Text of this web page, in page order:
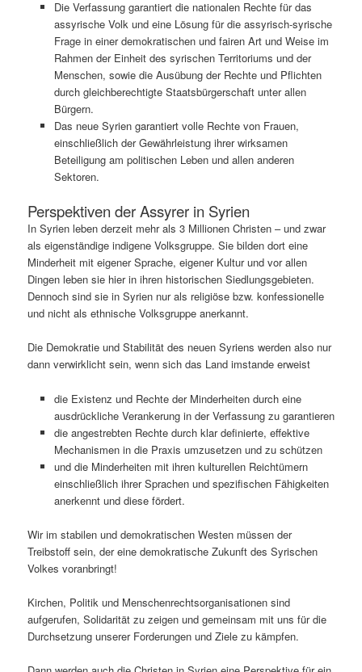
Die Verfassung garantiert die nationalen Rechte für das
assyrische Volk und eine Lösung für die assyrisch-syrische
Frage in einer demokratischen und fairen Art und Weise im
Rahmen der Einheit des syrischen Territoriums und der
Menschen, sowie die Ausübung der Rechte und Pflichten
durch gleichberechtigte Staatsbürgerschaft unter allen
Bürgern.
Das neue Syrien garantiert volle Rechte von Frauen,
einschließlich der Gewährleistung ihrer wirksamen
Beteiligung am politischen Leben und allen anderen
Sektoren.
Perspektiven der Assyrer in Syrien
In Syrien leben derzeit mehr als 3 Millionen Christen – und zwar
als eigenständige indigene Volksgruppe. Sie bilden dort eine
Minderheit mit eigener Sprache, eigener Kultur und vor allen
Dingen leben sie hier in ihren historischen Siedlungsgebieten.
Dennoch sind sie in Syrien nur als religiöse bzw. konfessionelle
und nicht als ethnische Volksgruppe anerkannt.
Die Demokratie und Stabilität des neuen Syriens werden also nur
dann verwirklicht sein, wenn sich das Land imstande erweist
die Existenz und Rechte der Minderheiten durch eine
ausdrückliche Verankerung in der Verfassung zu garantieren
die angestrebten Rechte durch klar definierte, effektive
Mechanismen in die Praxis umzusetzen und zu schützen
und die Minderheiten mit ihren kulturellen Reichtümern
einschließlich ihrer Sprachen und spezifischen Fähigkeiten
anerkennt und diese fördert.
Wir im stabilen und demokratischen Westen müssen der
Treibstoff sein, der eine demokratische Zukunft des Syrischen
Volkes voranbringt!
Kirchen, Politik und Menschenrechtsorganisationen sind
aufgerufen, Solidarität zu zeigen und gemeinsam mit uns für die
Durchsetzung unserer Forderungen und Ziele zu kämpfen.